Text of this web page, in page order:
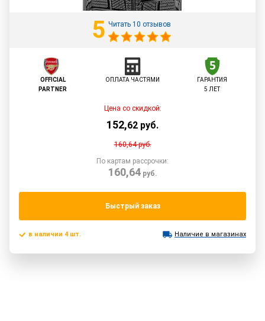
5 Читать 10 отзывов
OFFICIAL
PARTNER
ОПЛАТА ЧАСТЯМИ
ГАРАНТИЯ
5 ЛЕТ
Цена со скидкой:
152,62 руб.
160,64руб.
По картам рассрочки:
160,64руб.
Быстрый заказ
в наличии 4 шт. Наличие в магазинах